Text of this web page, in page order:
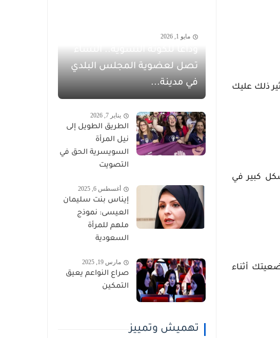
ذلك عليك
كبير في
أثناء
مايو 1, 2026
وداعاً للكوتة النسوية.. النساء
تصل لعضوية المجلس البلدي
في مدينة...
يناير 7, 2026
الطريق الطويل إلى
نيل المرأة
السويسرية الحق في
التصويت
أغسطس 6, 2025
إيناس بنت سليمان
العيسى: نموذج
ملهم للمرأة
السعودية
مارس 19, 2025
صراع النواعم يعيق
التمكين
تهميش وتمييز